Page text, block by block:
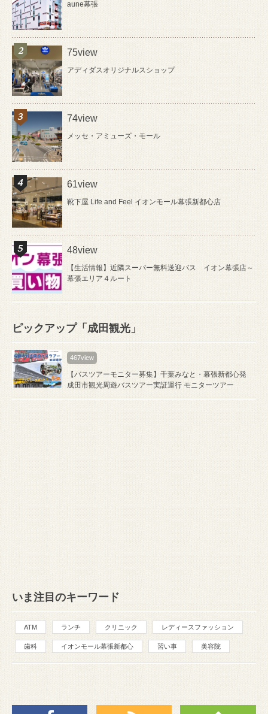
aune幕張
75view
アディダスオリジナルスショップ
74view
メッセ・アミューズ・モール
61view
靴下屋 Life and Feel イオンモール幕張新都心店
48view
【生活情報】近隣スーパー無料送迎バス イオン幕張店～
幕張エリア４ルート
ピックアップ「成田観光」
467view
【バスツアーモニター募集】千葉みなと・幕張新都心発
成田市観光周遊バスツアー実証運行 モニターツアー
いま注目のキーワード
ATM ランチ クリニック レディースファッション
歯科 イオンモール幕張新都心 習い事 美容院